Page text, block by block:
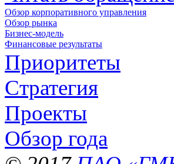
Обзор корпоративного управления
Обзор рынка
Бизнес-модель
Финансовые результаты
Приоритеты
Стратегия
Проекты
Обзор года